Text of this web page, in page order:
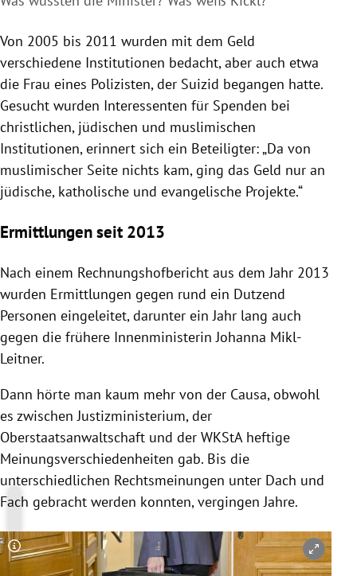
Von 2005 bis 2011 wurden mit dem Geld
verschiedene Institutionen bedacht, aber auch etwa
die Frau eines Polizisten, der Suizid begangen hatte.
Gesucht wurden Interessenten für Spenden bei
christlichen, jüdischen und muslimischen
Institutionen, erinnert sich ein Beteiligter: „Da von
muslimischer Seite nichts kam, ging das Geld nur an
jüdische, katholische und evangelische Projekte.“
Ermittlungen seit 2013
Nach einem Rechnungshofbericht aus dem Jahr 2013
wurden Ermittlungen gegen rund ein Dutzend
Personen eingeleitet, darunter ein Jahr lang auch
gegen die frühere InnenministerinJohanna Mikl-
Leitner.
Dann hörte man kaum mehr von der Causa, obwohl
es zwischenJustizministerium, der
Oberstaatsanwaltschaft und der WKStAheftige
Meinungsverschiedenheiten gab. Bis die
unterschiedlichen Rechtsmeinungen unter Dach und
Fach gebracht werden konnten, vergingen Jahre.
Copyright-Hinweis öffnen/schließen